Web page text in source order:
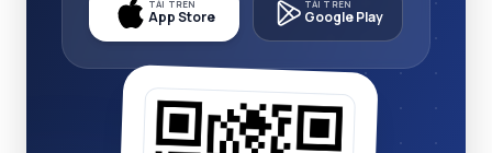
TẢI TRÊN
App Store
TẢI TRÊN
Google Play